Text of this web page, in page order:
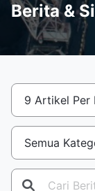
Berita &